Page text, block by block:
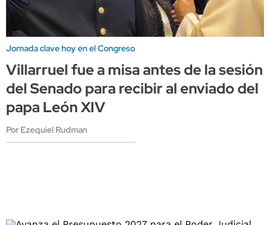
Jornada clave hoy en el Congreso
Villarruel fue a misa antes de la sesión
del Senado para recibir al enviado del
papa León XIV
Por Ezequiel Rudman